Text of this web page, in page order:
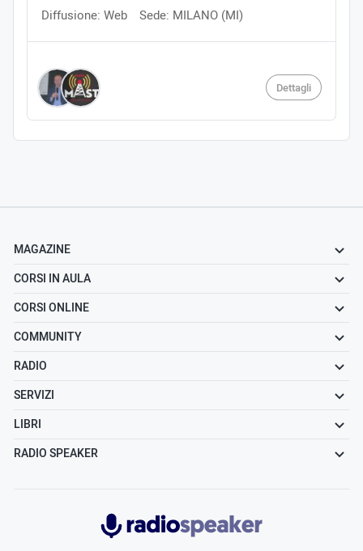
Diffusione: Web Sede: MILANO (MI)
Dettagli
MAGAZINE
CORSI IN AULA
CORSI ONLINE
COMMUNITY
RADIO
SERVIZI
LIBRI
RADIO SPEAKER
Radiospeaker.it